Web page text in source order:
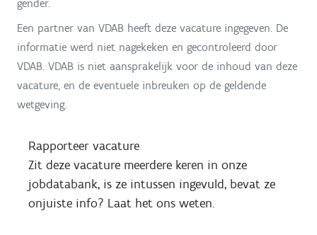
gender.
Een partner van VDAB heeft deze vacature ingegeven. De
informatie werd niet nagekeken en gecontroleerd door
VDAB. VDAB is niet aansprakelijk voor de inhoud van deze
vacature, en de eventuele inbreuken op de geldende
wetgeving.
Rapporteer vacature
Zit deze vacature meerdere keren in onze
jobdatabank, is ze intussen ingevuld, bevat ze
onjuiste info? Laat het ons weten.